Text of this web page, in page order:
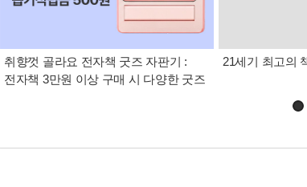
취향껏 골라요 전자책 굿즈 자판기 :
전자책 3만원 이상 구매 시 다양한 굿즈
21세기 최고의